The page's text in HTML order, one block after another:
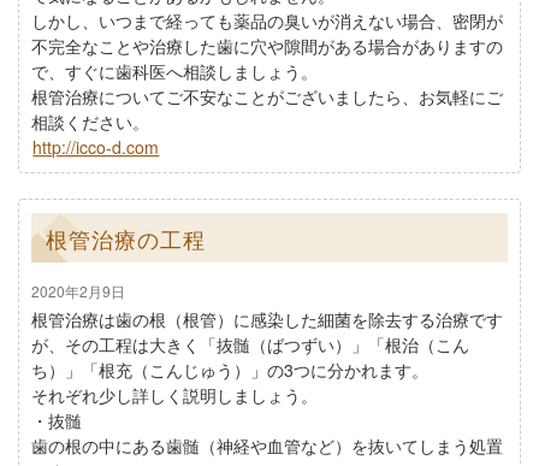
しかし、いつまで経っても薬品の臭いが消えない場合、密閉が
不完全なことや治療した歯に穴や隙間がある場合がありますの
で、すぐに歯科医へ相談しましょう。
根管治療についてご不安なことがございましたら、お気軽にご
相談ください。
http://icco-d.com
根管治療の工程
2020年2月9日
根管治療は歯の根（根管）に感染した細菌を除去する治療です
が、その工程は大きく「抜髄（ばつずい）」「根治（こん
ち）」「根充（こんじゅう）」の3つに分かれます。
それぞれ少し詳しく説明しましょう。
・抜髄
歯の根の中にある歯髄（神経や血管など）を抜いてしまう処置